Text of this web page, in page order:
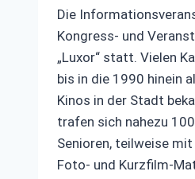
Die
Kongress- und
„Luxor“ statt. Vielen
bis in die 1990 hinein
Kinos in der Stadt
trafen sich nahezu
Senioren, teilweise
Foto- und Kurzfilm-